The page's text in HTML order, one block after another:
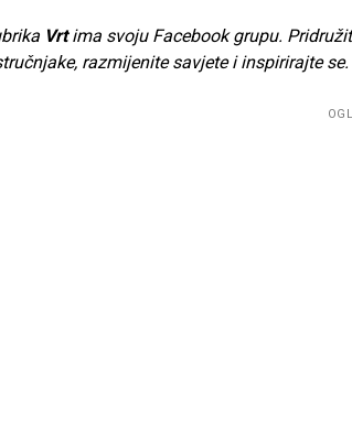
Vrtima svoju Facebook grupu.
razmijenite savjete i inspirirajte se.